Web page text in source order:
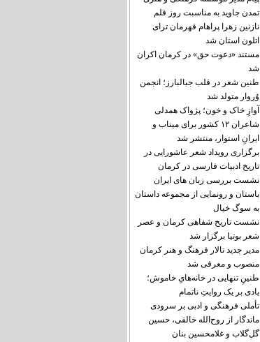
تمدن جاوید به مناسبت روز قلم
نازنین زهرا پراهام قهرمان ترای
اتلون استان شد
مستند «دعوت حق» در کرمان اکران
شد
طنین شعر در قلب جبالبارز؛ انجمن
وُروار متولد شد
آوازِ خاک و خون؛ پژواک همدلی
شاعران ۱۲ کشور برای میناب و
ایرانِ استوار، منتشر شد
برگزاری رویداد شعر عاشورایی در
تاریخ ادبیات فارسی در کرمان
نشست بررسی زبان های ایران
باستان و رونمایی از مجموعه داستان
به سوگ خیال
نشست تاریخ شفاهی کرمان و عصر
شعر بوتیا برگزار شد
مدیر جدید تالار فرهنگ و هنر کرمان
منصوب و معرفی شد
طنینِ تنهایی در خانه‌هایِ خاموش؛
یادی بر یک روایتِ ناتمام
تأملی فرهنگی و ادبی بر سرودی
ماندگار از روح‌الله خالقی، حسین
گل‌گلاب و غلامحسین بنان